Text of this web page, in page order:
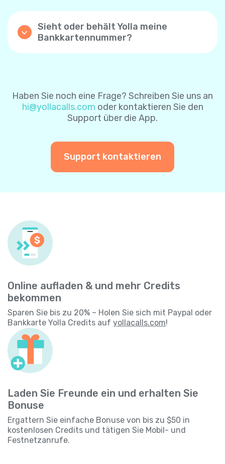
nach erfolgreicher Zahlung zu aktivieren.
Mit dieser Einstellung wird Ihr Yolla-
Guthaben automatisch aufgeladen, wenn
das Guthaben unter $1 beträgt. Wenn Sie die
ändern.
Sie können die Funktion „automatisch
aufladen“ jederzeit deaktivieren.
Sieht oder behält Yolla meine
Bankkartennummer?
Zahlungssystem entscheiden, um Ihre
Karteninformationen für zukünftige
Zahlungen zu speichern. Auf diese Weise
eingeben.
Haben Sie noch eine Frage? Schreiben Sie uns an
hi@yollacalls.com oder kontaktieren Sie den
Support über die App.
Support kontaktieren
Online aufladen & und mehr Credits
bekommen
Sparen Sie bis zu 20% – Holen Sie sich mit Paypal oder
Bankkarte Yolla Credits auf yollacalls.com!
Laden Sie Freunde ein und erhalten Sie
Bonuse
Ergattern Sie einfache Bonuse von bis zu $50 in
kostenlosen Credits und tätigen Sie Mobil- und
Festnetzanrufe.